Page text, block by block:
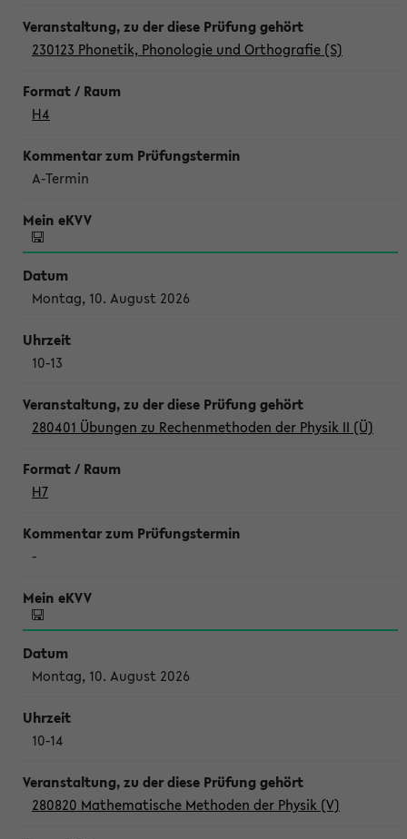
230123 Phonetik, Phonologie und Orthografie (S)
H4
A-Termin
Montag, 10. August 2026
10-13
280401 Übungen zu Rechenmethoden der Physik II (Ü)
H7
-
Montag, 10. August 2026
10-14
280820 Mathematische Methoden der Physik (V)